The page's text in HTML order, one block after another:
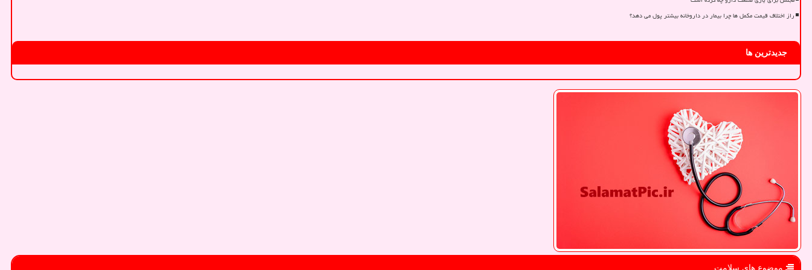
راز اختلاف قیمت مکمل ها چرا بیمار در داروخانه بیشتر پول می دهد؟
جدیدترین ها
موضوع های سلامت